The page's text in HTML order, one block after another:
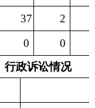
37
2
0
0
行政诉讼情况